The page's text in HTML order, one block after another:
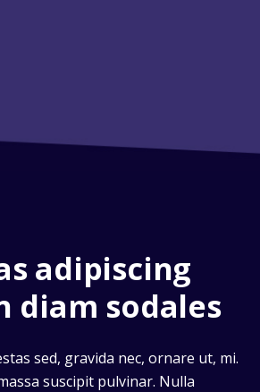
adipiscing
diam sodales
sed, gravida nec, ornare ut, mi.
suscipit pulvinar. Nulla